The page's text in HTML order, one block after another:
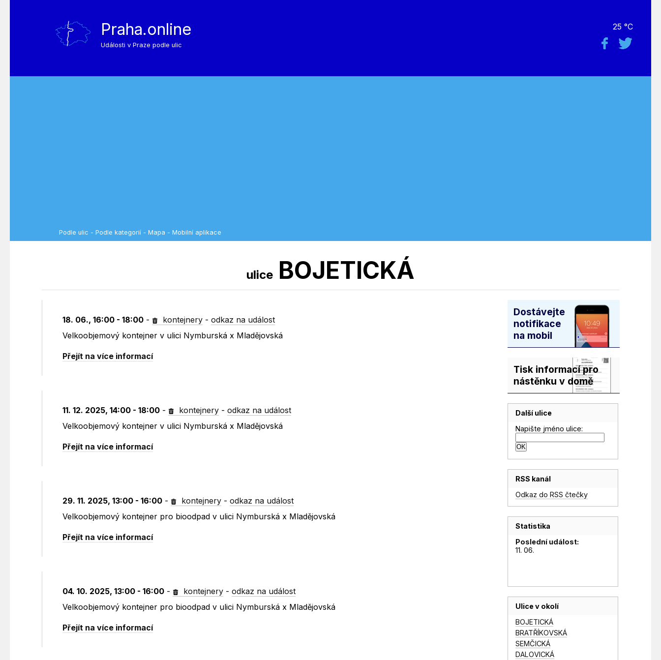
Praha.online
Události v Praze podle ulic
25 °C
Podle ulic - Podle kategorií - Mapa - Mobilní aplikace
ulice BOJETICKÁ
18. 06., 16:00 - 18:00 - kontejnery -odkaz na událost
Velkoobjemový kontejner v ulici Nymburská x Mladějovská
Přejít na více informací
11. 12. 2025, 14:00 - 18:00 - kontejnery -odkaz na událost
Velkoobjemový kontejner v ulici Nymburská x Mladějovská
Přejít na více informací
29. 11. 2025, 13:00 - 16:00 - kontejnery -odkaz na událost
Velkoobjemový kontejner pro bioodpad v ulici Nymburská x Mladějovská
Přejít na více informací
04. 10. 2025, 13:00 - 16:00 - kontejnery -odkaz na událost
Velkoobjemový kontejner pro bioodpad v ulici Nymburská x Mladějovská
Přejít na více informací
Dostávejte
notifikace
na mobil
Tisk informací pro
nástěnku v domě
Další ulice
Napište jméno ulice:
RSS kanál
Odkaz do RSS čtečky
Statistika
Poslední událost:
11. 06.
Ulice v okolí
BOJETICKÁ
BRATŘÍKOVSKÁ
SEMČICKÁ
DALOVICKÁ